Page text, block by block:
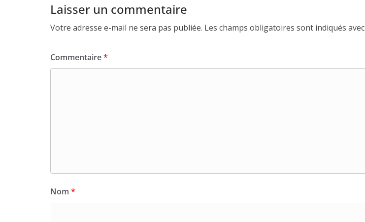
Laisser un commentaire
Votre adresse e-mail ne sera pas publiée. Les champs obligatoires sont indiqués avec
Commentaire*
Nom *